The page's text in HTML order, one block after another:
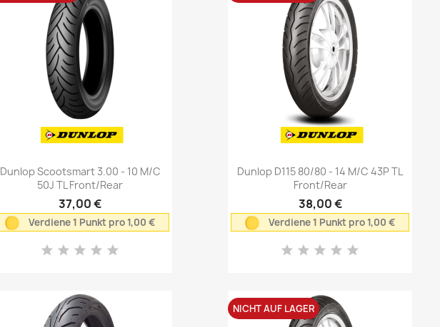
Vorschau
Dunlop Scootsmart 3.00 - 10 M/C
50J TL Front/Rear
37,00 €
Verdiene 1 Punkt pro 1,00 €
Vorschau
Dunlop D115 80/80 - 14 M/C 43P TL
Front/Rear
38,00 €
Verdiene 1 Punkt pro 1,00 €
NICHT AUF LAGER